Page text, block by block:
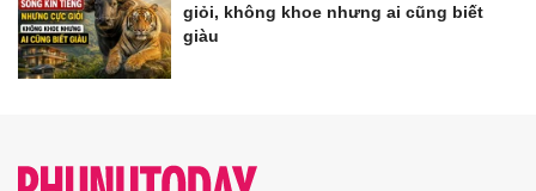
giỏi, không khoe nhưng ai cũng biết
giàu